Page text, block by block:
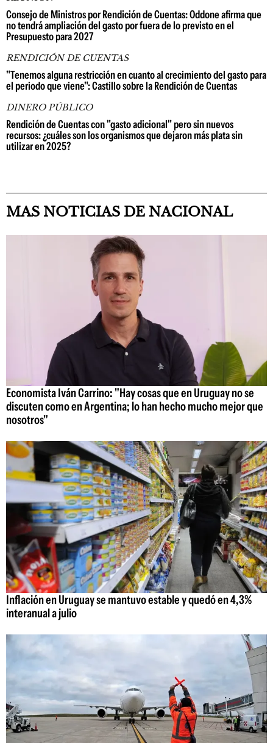
Consejo de Ministros por Rendición de Cuentas: Oddone afirma que
no tendrá ampliación del gasto por fuera de lo previsto en el
Presupuesto para 2027
RENDICIÓN DE CUENTAS
"Tenemos alguna restricción en cuanto al crecimiento del gasto para
el periodo que viene": Castillo sobre la Rendición de Cuentas
DINERO PÚBLICO
Rendición de Cuentas con "gasto adicional" pero sin nuevos
recursos: ¿cuáles son los organismos que dejaron más plata sin
utilizar en 2025?
MAS NOTICIAS DE NACIONAL
Economista Iván Carrino: "Hay cosas que en Uruguay no se
discuten como en Argentina; lo han hecho mucho mejor que
nosotros"
Inflación en Uruguay se mantuvo estable y quedó en 4,3%
interanual a julio